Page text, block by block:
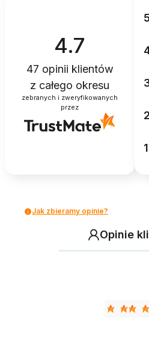
4.7
47 opinii klientów
z całego okresu
zebranych i zweryfikowanych
przez
2
1
Jak zbieramy opinie?
Opinie